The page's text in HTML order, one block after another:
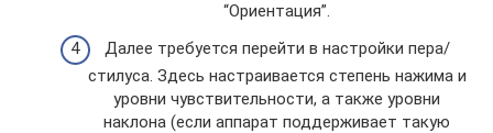
“Ориентация”.
Далее требуется перейти в настройки пера/
стилуса. Здесь настраивается степень нажима и
уровни чувствительности, а также уровни
наклона (если аппарат поддерживает такую